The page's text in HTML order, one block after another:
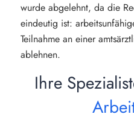
wurde abgelehnt, da die
eindeutig ist:
Teilnahme an einer
ablehnen.
Ihre